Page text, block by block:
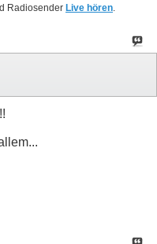
Radiosender Live hören